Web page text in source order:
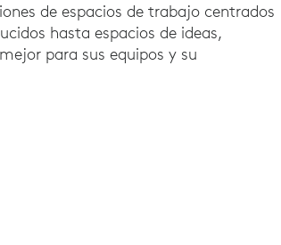
de espacios de trabajo centrados
hasta espacios de ideas,
para sus equipos y su